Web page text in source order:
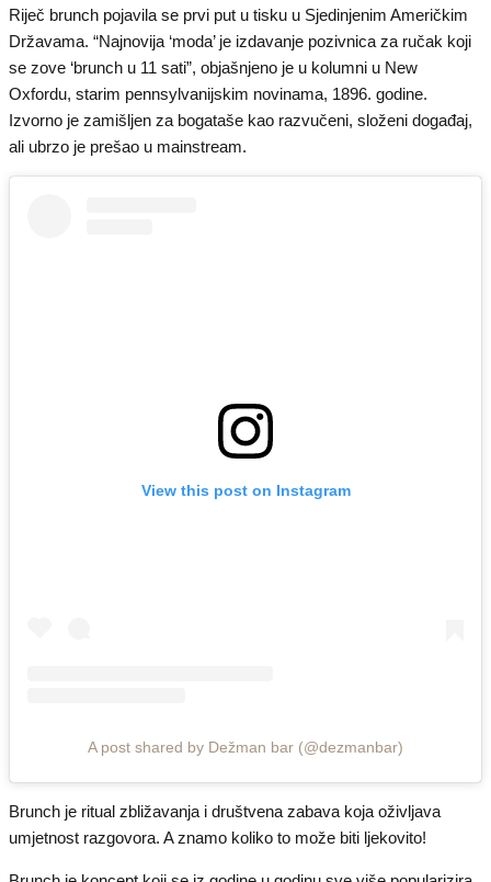
Riječ brunch pojavila se prvi put u tisku u Sjedinjenim Američkim
Državama. “Najnovija ‘moda’ je izdavanje pozivnica za ručak koji
se zove ‘brunch u 11 sati”, objašnjeno je u kolumni u New
Oxfordu, starim pennsylvanijskim novinama, 1896. godine.
Izvorno je zamišljen za bogataše kao razvučeni, složeni događaj,
ali ubrzo je prešao u mainstream.
View this post on Instagram
A post shared by Dežman bar (@dezmanbar)
Brunch je ritual zbližavanja i društvena zabava koja oživljava
umjetnost razgovora. A znamo koliko to može biti ljekovito!